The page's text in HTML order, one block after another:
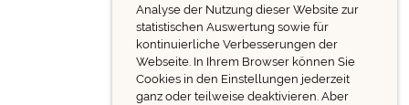
Analyse der Nutzung dieser Website zur
statistischen Auswertung sowie für
kontinuierliche Verbesserungen der
Webseite. In Ihrem Browser können Sie
Cookies in den Einstellungen jederzeit
ganz oder teilweise deaktivieren. Aber